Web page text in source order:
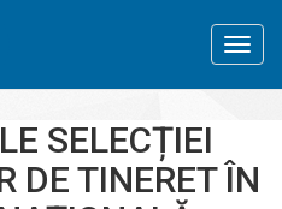
SELECȚIEI
DE TINERET ÎN